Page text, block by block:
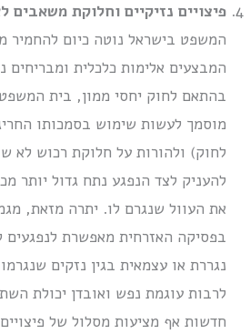
פיצויים נזיקיים וחלוקת משאבים
המשפט בישראל נוטה כיום להחמיר
המבצעים אלימות כלכלית ומבריחים
בהתאם לחוק יחסי ממון, בית
לחוק) ולהורות על חלוקת רכוש לא
להעניק לצד הנפגע נתח גדול יותר
את העוול שנגרם לו. יתרה מזאת,
בפסיקה האזרחית מאפשרת לנפגעים
נגררת או עצמאית בגין נזקים
לרבות עוגמת נפש ואובדן יכולת
חדשות אף מציעות מסלול של